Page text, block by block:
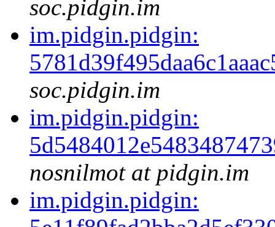
soc.pidgin.im
im.pidgin.pidgin:
soc.pidgin.im
im.pidgin.pidgin:
nosnilmot at pidgin.im
im.pidgin.pidgin: